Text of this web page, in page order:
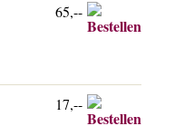
65,--
17,--